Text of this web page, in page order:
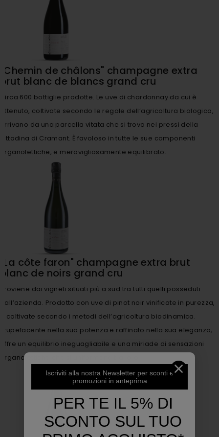
"Chemin de châlons" champagne extra
brut blanc de blancs grand cru
Circa 600 bottiglie prodotte. Le uve di chardonnay da cui è
ottenuto, coltivate secondo le regole dell’agricoltura biologica,
arrivano da una parcella vitata che si trova nei pressi della
cittadina di Cramant. È favoloso in tutte le sue componenti
organolettiche, e meravigliosamente equilibrato.
"La côte faron" champagne extra brut
blanc de noirs grand cru
Proviene dai vigneti situati più a sud tra tutti quelli posseduti
dall’azienda. Prodotto con uve di pinot noir vinificate in purezza,
e coltivate secondo i metodi dell’agricoltura biodinamica.
Stupefacente nella sua potenza e raffinato nella sua eleganza,
offre un equilibrio ineguagliabile e una miriade di sensazioni
organolettiche che si uniformano tra loro.
Iscriviti alla nostra Newsletter per sconti e
promozioni in anteprima
PER TE IL 5% DI
SCONTO SUL TUO